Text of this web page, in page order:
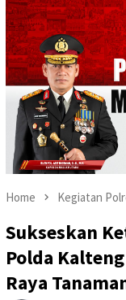
Home Kegiatan
Sukseskan
Polda
Raya